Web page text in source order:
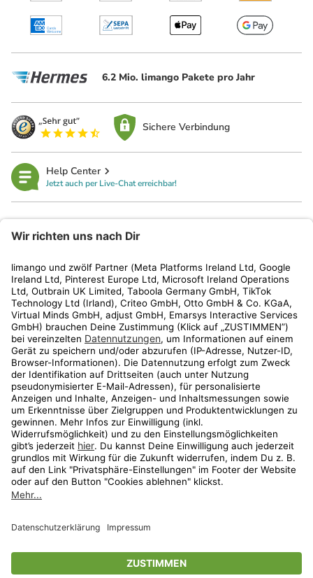
6.2 Mio. limango Pakete pro Jahr
Sichere Verbindung
Help Center
Jetzt auch per Live-Chat erreichbar!
Kundenservice
Shop
Aktionen
Travel